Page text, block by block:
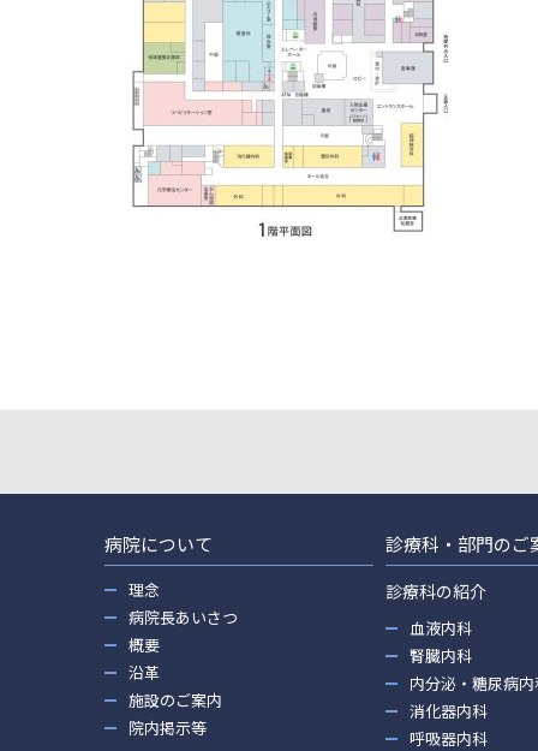
病院について
理念
病院長あいさつ
概要
沿革
施設のご案内
院内掲示等
診療科・部門のご
診療科の紹介
血液内科
腎臓内科
内分泌・糖尿病
消化器内科
呼吸器内科